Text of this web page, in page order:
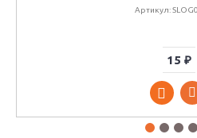
Артикул:
15 ₽